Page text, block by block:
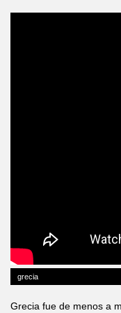
grecia
Grecia fue de menos a